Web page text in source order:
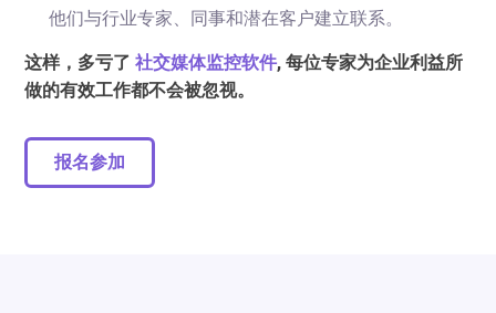
他们与行业专家、同事和潜在客户建立联系。
这样，多亏了社交媒体监控软件, 每位专家为企业利益所
做的有效工作都不会被忽视。
报名参加